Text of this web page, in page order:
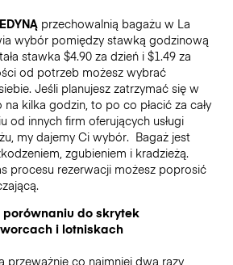
przechowalnią bagażu w La
wybór pomiędzy stawką godzinową
stawka $4.90 za dzień i $1.49 za
od potrzeb możesz wybrać
Jeśli planujesz zatrzymać się w
kilka godzin, to po co płacić za cały
od innych firm oferujących usługi
my dajemy Ci wybór. Bagaż jest
zgubieniem i kradzieżą.
procesu rezerwacji możesz poprosić
porównaniu do skrytek
i lotniskach
przeważnie co najmniej dwa razy